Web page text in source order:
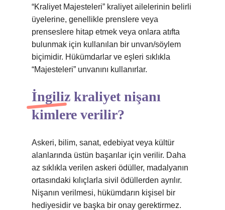
“Kraliyet Majesteleri” kraliyet ailelerinin belirli
üyelerine, genellikle prenslere veya
prenseslere hitap etmek veya onlara atıfta
bulunmak için kullanılan bir unvan/söylem
biçimidir. Hükümdarlar ve eşleri sıklıkla
“Majesteleri” unvanını kullanırlar.
İngiliz kraliyet nişanı
kimlere verilir?
Askeri, bilim, sanat, edebiyat veya kültür
alanlarında üstün başarılar için verilir. Daha
az sıklıkla verilen askeri ödüller, madalyanın
ortasındaki kılıçlarla sivil ödüllerden ayrılır.
Nişanın verilmesi, hükümdarın kişisel bir
hediyesidir ve başka bir onay gerektirmez.